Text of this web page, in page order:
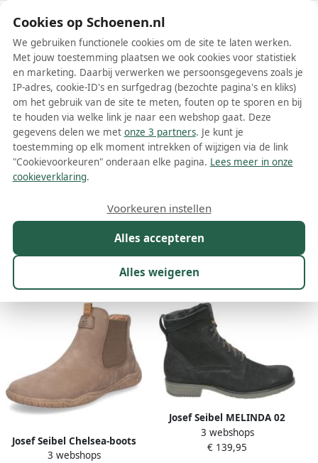
Schoenen.nl
Wis filters Alle filters
Josef Seibel dames laarzen
Meer lezen
Kleur Prijs
221 resultaten:
Josef Seibel Chelsea-boots
Wynona 04 Boots slip-on
3 webshops
Josef Seibel MELINDA 02
Hoge sneakersDames
veterschoenenDames
3 webshops
€ 139,95
Cookies op Schoenen.nl
We gebruiken functionele cookies om de site te laten werken.
Met jouw toestemming plaatsen we ook cookies voor statistiek
en marketing. Daarbij verwerken we persoonsgegevens zoals je
IP-adres, cookie-ID's en surfgedrag (bezochte pagina's en kliks)
om het gebruik van de site te meten, fouten op te sporen en bij
te houden via welke link je naar een webshop gaat. Deze
gegevens delen we met onze 3 partners. Je kunt je
toestemming op elk moment intrekken of wijzigen via de link
"Cookievoorkeuren" onderaan elke pagina. Lees meer in onze
cookieverklaring.
Alles accepteren
Alles weigeren
Voorkeuren instellen